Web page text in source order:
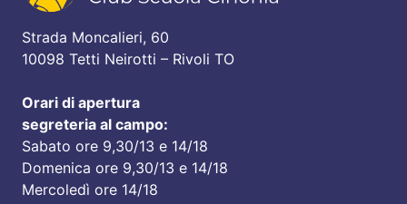
Strada Moncalieri, 60
10098 Tetti Neirotti – Rivoli TO
Orari di apertura
segreteria al campo:
Sabato ore 9,30/13 e 14/18
Domenica ore 9,30/13 e 14/18
Mercoledì ore 14/18